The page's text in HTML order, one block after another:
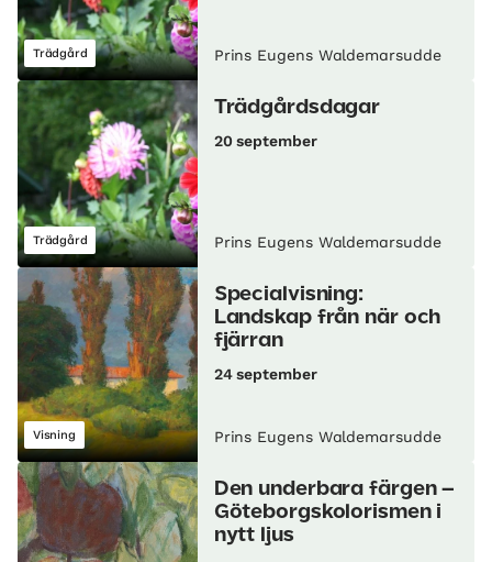
Trädgård Prins Eugens Waldemarsudde
Trädgård
Trädgårdsdagar
20 september
Prins Eugens Waldemarsudde
Visning
Specialvisning:
Landskap från när och
fjärran
24 september
Prins Eugens Waldemarsudde
Den underbara färgen –
Göteborgskolorismen i
nytt ljus